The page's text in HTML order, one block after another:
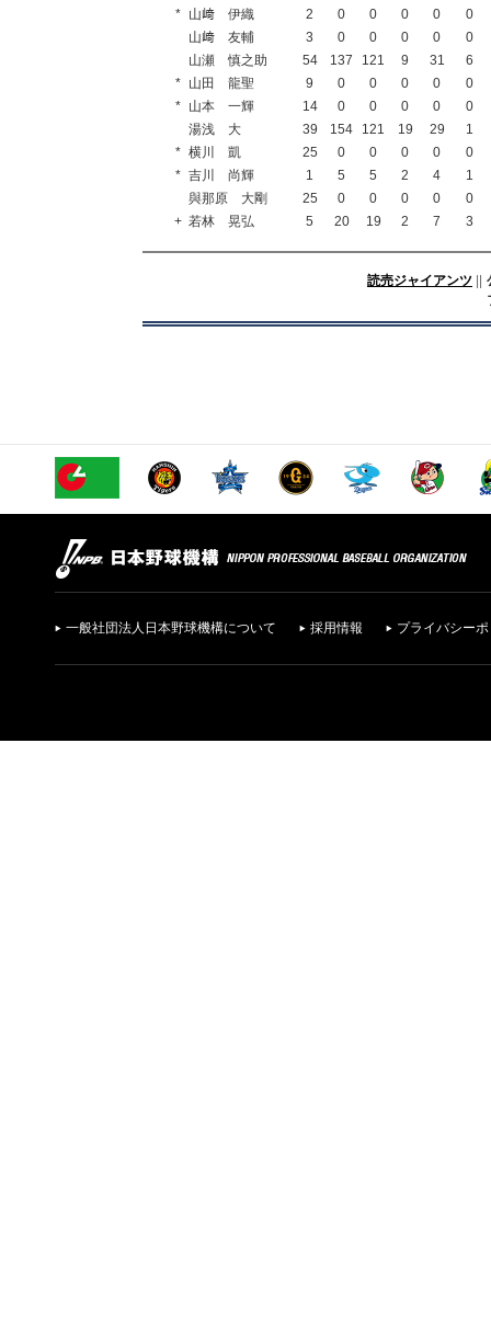
* 山﨑 伊織 2 0 0 0 0
0
山﨑 友輔
3 0 0 0 0
0
山瀬 慎之助
54 137 121 9 31
6
* 山田 龍聖 9 0 0 0 0
0
* 山本 一輝 14 0 0 0 0
0
湯浅 大
39 154 121 19 29
1
* 横川 凱 25 0 0 0 0
0
* 吉川 尚輝 1 5 5 2 4
1
與那原 大剛
25 0 0 0 0
0
+ 若林 晃弘 5 20 19 2 7 3
読売ジャイアンツ
一般社団法人日本野球機構について 採用情報 プライバシー